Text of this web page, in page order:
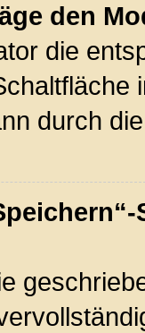
den
die
durch